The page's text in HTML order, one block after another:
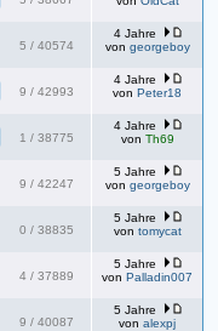
5 / 40574
4 Jahre
von georgeboy
9 / 42993
4 Jahre
von Peter18
1 / 38775
4 Jahre
von Th69
9 / 42247
5 Jahre
von georgeboy
0 / 38835
5 Jahre
von tomycat
4 / 37889
5 Jahre
von Palladin007
9 / 40087
5 Jahre
von alexpj